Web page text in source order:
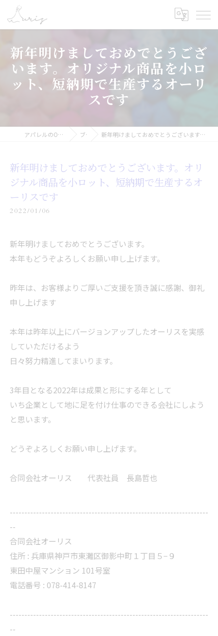
新年明けましておめでとうござ
います。オリジナル商品を小ロ
ット、短納期で生産するオーリ
スです
アパレルのOEMなら合同会社オーリス ブログ 新年明けましておめでとうございます。オリジナル商品を小ロット、短納期で生産するオーリスです
新年明けましておめでとうございます。オリ
ジナル商品を小ロット、短納期で生産するオ
ーリスです
2022/01/06
新年明けましておめでとうございます。
本年もどうぞよろしくお願い申し上げます。
昨年は、お客様よりご厚いご支援を頂き誠に感謝、御礼
申し上げます
本年は昨年以上にバージョンアップしたオーリスを実感
していただけるよう
日々努力精進してまいります。
3年目となる2022年は成果と形にする年として
いち企業として地に足を付け仕事のできる会社にしよう
と思います。
どうぞよろしくお願い申し上げます。
合同会社オーリス 代表社員 長島哲也
--------------------------------------------------------------------
--
合同会社オーリス
住所 : 兵庫県神戸市東灘区御影中町１丁目５−９
東田中屋マンション 101号室
電話番号 : 078-414-8147
--------------------------------------------------------------------
--